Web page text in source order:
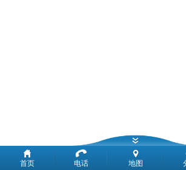
首页 电话 地图